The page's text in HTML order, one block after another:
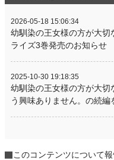
2026-05-18 15:06:34
幼馴染の王女様の方が大切
ライズ3巻発売のお知らせ
2025-10-30 19:18:35
幼馴染の王女様の方が大
う興味ありません。の続編
このコンテンツについて